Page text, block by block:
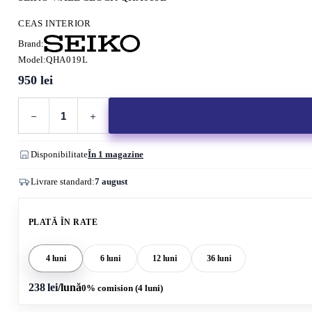
CEAS INTERIOR
Brand:
Model:QHA019L
950 lei
SEIKO
WALL
CLOCK
DisponibilitateÎn 1 magazine
Livrare standard:7 august
PLATĂ ÎN RATE
4 luni 6 luni 12 luni 36 luni
238 lei/lună0% comision (4 luni)